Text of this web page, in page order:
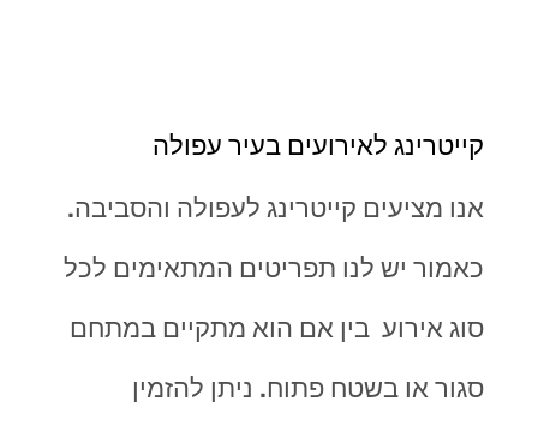
קייטרינג לאירועים בעיר עפולה
אנו מציעים קייטרינג לעפולה והסביבה.
כאמור יש לנו תפריטים המתאימים לכל
סוג אירוע בין אם הוא מתקיים במתחם
סגור או בשטח פתוח. ניתן להזמין